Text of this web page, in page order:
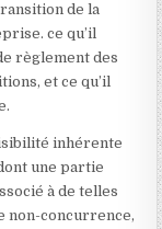
de la
ce qu’il
règlement des
et ce qu’il
inhérente
une partie
à de telles
non-concurrence,